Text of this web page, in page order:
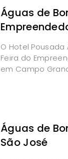
Águas de
O Hotel
Feira do
em Campo
Águas de
São José